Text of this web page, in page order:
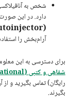
شخص به
دارد. در این
(adrenaline autoinjector) را بدهید
آرام‌بخش را
برای دسترسی به این
شفاهی و کتبی (TIS
رایگان) تماس بگیرید و از
بگیرند.